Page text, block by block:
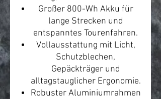
Großer 800-Wh Akku für
lange Strecken und
entspanntes Tourenfahren.
Vollausstattung mit Licht,
Schutzblechen,
Gepäckträger und
alltagstauglicher Ergonomie.
Robuster Aluminiumrahmen